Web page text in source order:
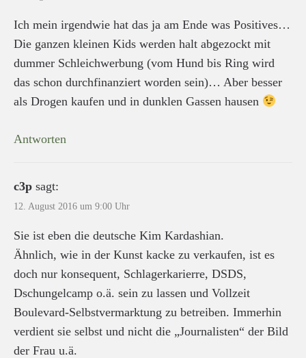
Ich mein irgendwie hat das ja am Ende was Positives…
Die ganzen kleinen Kids werden halt abgezockt mit
dummer Schleichwerbung (vom Hund bis Ring wird
das schon durchfinanziert worden sein)… Aber besser
als Drogen kaufen und in dunklen Gassen hausen
Antworten
c3p sagt:
12. August 2016 um 9:00 Uhr
Sie ist eben die deutsche Kim Kardashian.
Ähnlich, wie in der Kunst kacke zu verkaufen, ist es
doch nur konsequent, Schlagerkarierre, DSDS,
Dschungelcamp o.ä. sein zu lassen und Vollzeit
Boulevard-Selbstvermarktung zu betreiben. Immerhin
verdient sie selbst und nicht die „Journalisten“ der Bild
der Frau u.ä.